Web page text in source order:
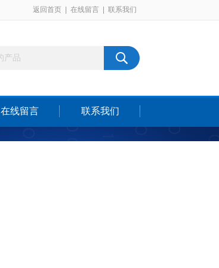
返回首页 在线留言 联系我们
在线留言 联系我们